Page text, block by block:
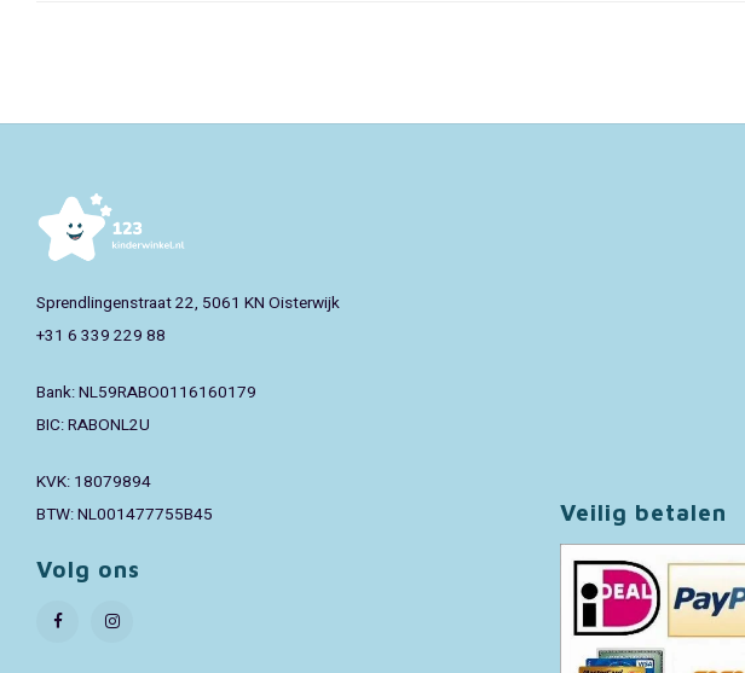
Sprendlingenstraat 22, 5061 KN Oisterwijk
+31 6 339 229 88
Bank: NL59RABO0116160179
BIC: RABONL2U
KVK: 18079894
BTW: NL001477755B45
Volg ons
Veilig betalen